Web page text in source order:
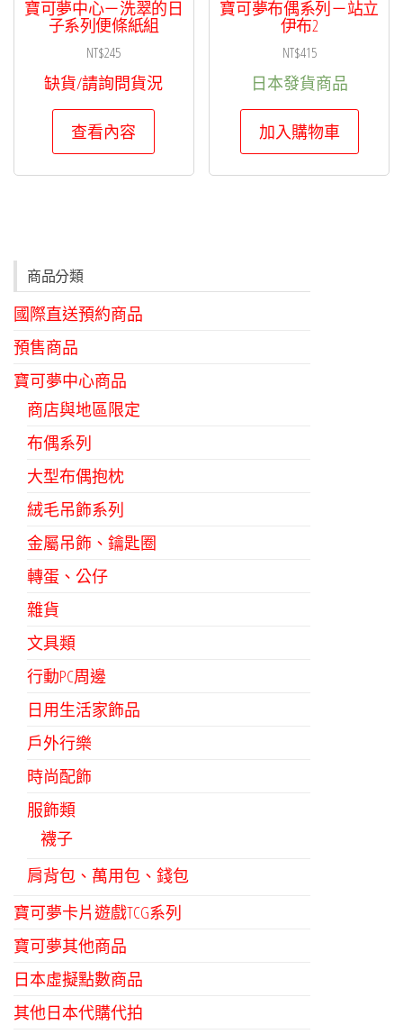
寶可夢中心－洗翠的日
子系列便條紙組
NT$245
缺貨/請詢問貨況
查看內容
寶可夢布偶系列－站立
伊布2
NT$415
日本發貨商品
加入購物車
商品分類
國際直送預約商品
預售商品
寶可夢中心商品
商店與地區限定
布偶系列
大型布偶抱枕
絨毛吊飾系列
金屬吊飾、鑰匙圈
轉蛋、公仔
雜貨
文具類
行動PC周邊
日用生活家飾品
戶外行樂
時尚配飾
服飾類
襪子
肩背包、萬用包、錢包
寶可夢卡片遊戲TCG系列
寶可夢其他商品
日本虛擬點數商品
其他日本代購代拍